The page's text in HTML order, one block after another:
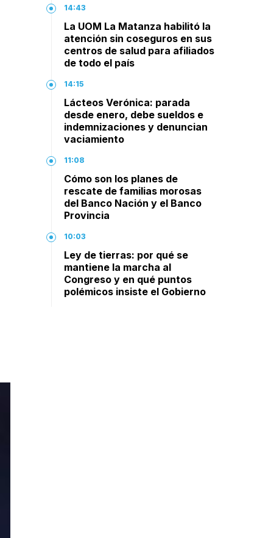
14:43
La UOM La Matanza habilitó la
atención sin coseguros en sus
centros de salud para afiliados
de todo el país
14:15
Lácteos Verónica: parada
desde enero, debe sueldos e
indemnizaciones y denuncian
vaciamiento
11:08
Cómo son los planes de
rescate de familias morosas
del Banco Nación y el Banco
Provincia
10:03
Ley de tierras: por qué se
mantiene la marcha al
Congreso y en qué puntos
polémicos insiste el Gobierno